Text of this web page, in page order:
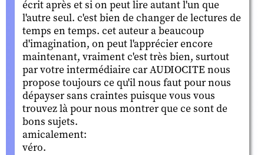
écrit après et si on peut lire autant l'un que
l'autre seul. c'est bien de changer de lectures de
temps en temps. cet auteur a beaucoup
d'imagination, on peut l'apprécier encore
maintenant, vraiment c'est très bien, surtout
par votre intermédiaire car AUDIOCITE nous
propose toujours ce qu'il nous faut pour nous
dépayser sans craintes puisque vous vous
trouvez là pour nous montrer que ce sont de
bons sujets.
amicalement:
véro.